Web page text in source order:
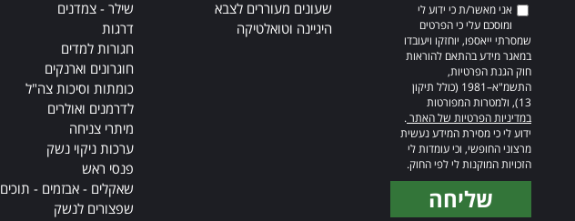
אני מאשר/ת כי ידוע לי
ומוסכם עלי כי הפרטים
שמסרתי ייאספו, יוחזקו ויעובדו
במאגר מידע בהתאם להוראות
חוק הגנת הפרטיות,
התשמ"א–1981 (כולל תיקון
13), ולמטרות המפורטות
במדיניות הפרטיות של האתר.
ידוע לי כי מסירת המידע נעשית
מרצוני החופשי, וכי עומדות לי
הזכויות המוקנות לי לפי החוק.
שליחה
שעונים מעוררים לצבא
היגיינה וטואלטיקה
שילר - צמדנים
דרגות
חגורות למדים
חוגרונים וארנקים
כומתות וסיכות צה"ל
לדרמנים ואולרים
מיתרי צניחה
ערכות ניקוי נשק
פנסי ראש
שאקלים - אבזמים - תוכים
שפצורים לנשק